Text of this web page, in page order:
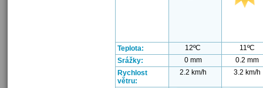
Teplota: 12ºC
11ºC
Srážky:
0 mm
0.2 mm
Rychlost
větru:
2.2 km/h 3.2 km/h